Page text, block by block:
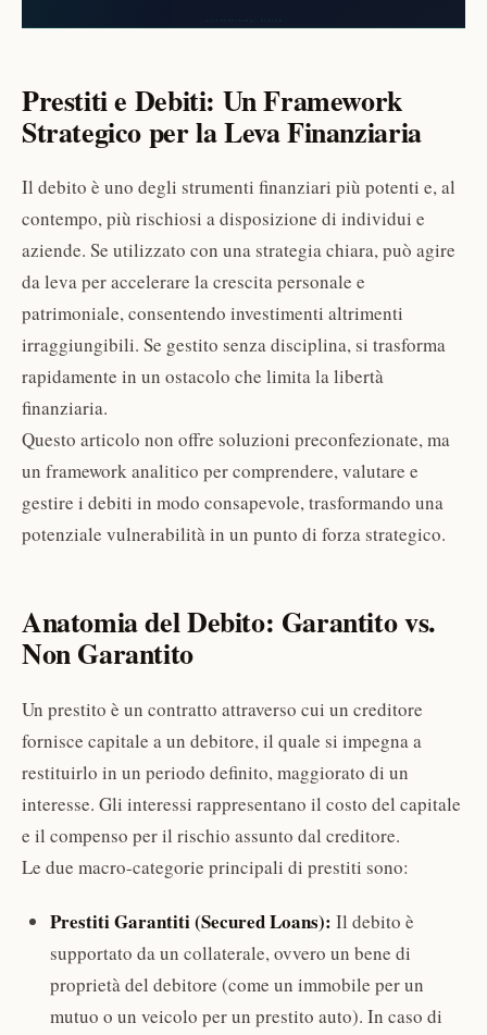
Prestiti e Debiti: Un Framework
Strategico per la Leva Finanziaria
Il debito è uno degli strumenti finanziari più potenti e, al
contempo, più rischiosi a disposizione di individui e
aziende. Se utilizzato con una strategia chiara, può agire
da leva per accelerare la crescita personale e
patrimoniale, consentendo investimenti altrimenti
irraggiungibili. Se gestito senza disciplina, si trasforma
rapidamente in un ostacolo che limita la libertà
finanziaria.
Questo articolo non offre soluzioni preconfezionate, ma
un framework analitico per comprendere, valutare e
gestire i debiti in modo consapevole, trasformando una
potenziale vulnerabilità in un punto di forza strategico.
Anatomia del Debito: Garantito vs.
Non Garantito
Un prestito è un contratto attraverso cui un creditore
fornisce capitale a un debitore, il quale si impegna a
restituirlo in un periodo definito, maggiorato di un
interesse. Gli interessi rappresentano il costo del capitale
e il compenso per il rischio assunto dal creditore.
Le due macro-categorie principali di prestiti sono:
Prestiti Garantiti (Secured Loans): Il debito è
supportato da un collaterale, ovvero un bene di
proprietà del debitore (come un immobile per un
mutuo o un veicolo per un prestito auto). In caso di